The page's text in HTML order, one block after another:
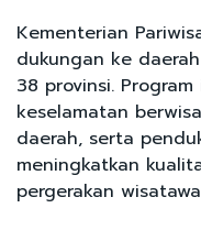
Kementerian
dukungan ke
38 provinsi.
keselamatan
daerah, serta
meningkatkan
pergerakan